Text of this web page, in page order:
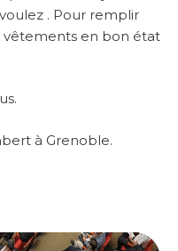
. Pour remplir
vêtements en bon état
à Grenoble.